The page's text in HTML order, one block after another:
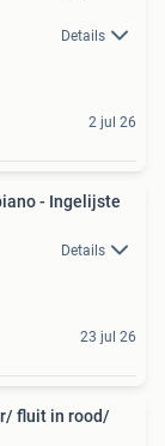
Details
2 jul 26
- Ingelijste
Details
23 jul 26
fluit in rood/